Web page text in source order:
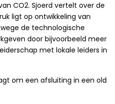
CO2. Sjoerd vertelt over de
ligt op ontwikkeling van
de technologische
door bijvoorbeeld meer
met lokale leiders in
om een afsluiting in een old